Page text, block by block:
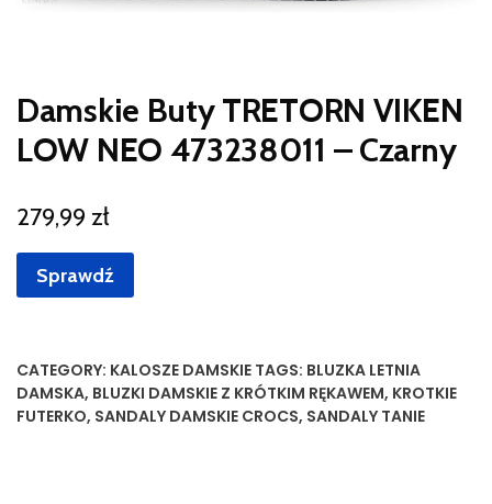
Damskie Buty TRETORN VIKEN
LOW NEO 473238011 – Czarny
279,99 zł
Sprawdź
CATEGORY: KALOSZE DAMSKIE TAGS: BLUZKA LETNIA
DAMSKA, BLUZKI DAMSKIE Z KRÓTKIM RĘKAWEM, KROTKIE
FUTERKO, SANDALY DAMSKIE CROCS, SANDALY TANIE